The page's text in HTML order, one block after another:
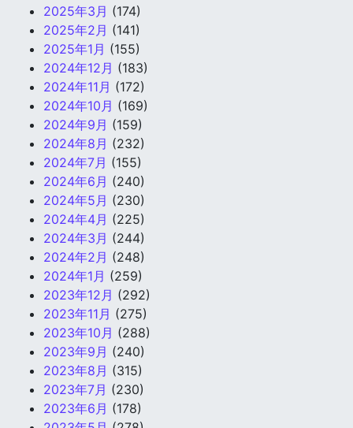
2025年3月 (174)
2025年2月 (141)
2025年1月 (155)
2024年12月 (183)
2024年11月 (172)
2024年10月 (169)
2024年9月 (159)
2024年8月 (232)
2024年7月 (155)
2024年6月 (240)
2024年5月 (230)
2024年4月 (225)
2024年3月 (244)
2024年2月 (248)
2024年1月 (259)
2023年12月 (292)
2023年11月 (275)
2023年10月 (288)
2023年9月 (240)
2023年8月 (315)
2023年7月 (230)
2023年6月 (178)